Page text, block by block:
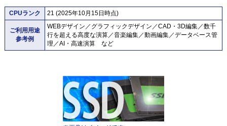
CPUランク 21 (2025年10月15日時点)
ご利用用途
参考例
WEBデザイン／グラフィックデザイン／CAD・3D編集／数千
行を超える高度な演算／音楽編集／動画編集／データベース管
理／AI・高速演算 など